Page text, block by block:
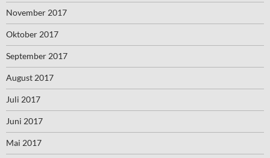
November 2017
Oktober 2017
September 2017
August 2017
Juli 2017
Juni 2017
Mai 2017